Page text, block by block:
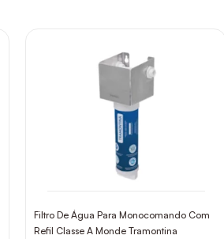
Filtro De Água Para Monocomando Com
Refil Classe A Monde Tramontina